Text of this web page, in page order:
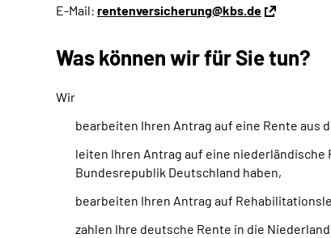
E-Mail: rentenversicherung@kbs.de
Was können wir für Sie tun?
Wir
bearbeiten Ihren Antrag auf eine Rente aus
leiten Ihren Antrag auf eine
Bundesrepublik Deutschland haben,
bearbeiten Ihren Antrag auf
zahlen Ihre deutsche Rente in die